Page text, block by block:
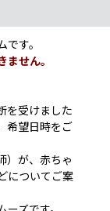
す。
せん。
を受けました
希望日時をご
）が、赤ちゃ
についてご案